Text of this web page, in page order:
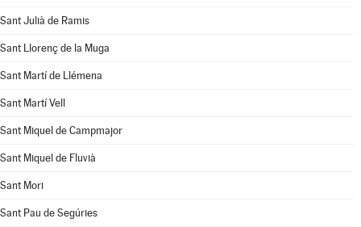
Sant Julià de Ramis
Sant Llorenç de la Muga
Sant Martí de Llémena
Sant Martí Vell
Sant Miquel de Campmajor
Sant Miquel de Fluvià
Sant Mori
Sant Pau de Segúries